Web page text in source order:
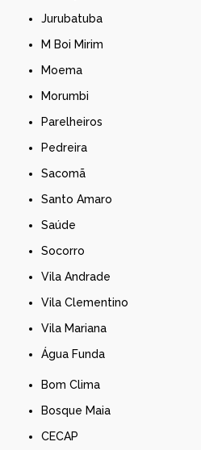
Jurubatuba
M Boi Mirim
Moema
Morumbi
Parelheiros
Pedreira
Sacomã
Santo Amaro
Saúde
Socorro
Vila Andrade
Vila Clementino
Vila Mariana
Água Funda
Bom Clima
Bosque Maia
CECAP